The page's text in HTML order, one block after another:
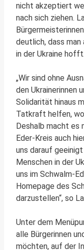
nicht akzeptiert
nach sich ziehen.
deutlich, dass man
in der Ukraine hofft.
„Wir sind ohne
den Ukrainerinnen
Solidarität hinaus
Tatkraft helfen,
Deshalb macht es
Eder-Kreis auch
uns darauf
Menschen in der
uns im Schwalm-
Homepage des
darzustellen“, so
Unter dem
alle Bürgerinnen
möchten, auf der